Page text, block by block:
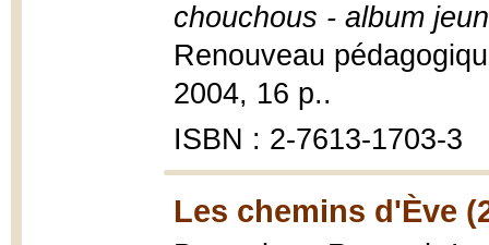
chouchous - album
Renouveau
2004, 16 p..
ISBN : 2-7613-1703-3
Les chemins d'Ève